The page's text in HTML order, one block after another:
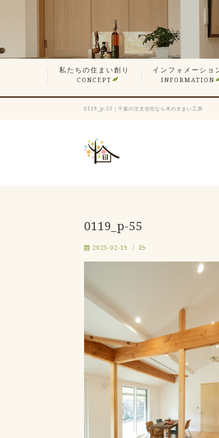
私たちの住まい創り
CONCEPT
無垢材や漆喰の自然素材
平屋でも最上の構造計算
現場検査で信頼の品質
想い叶えるデザイン・設計
暮らしを楽しむ、遊び心の家
性能が支える心地よさ
何世代も住み継ぐ木の家
価格へのこだわり
家づくりステップ
インフォメーショ
INFORMATION
見学会・イベント情
営業エリア
新着情報
スタッフ紹介
会長ブログ
社長ブログ
スタッフブログ
お客様の声
業者会「ふくろう会
プレスリリース
採用情報
0119_p-55｜千葉の注文住宅なら木のすまい工房
0119_p-55
2025-02-19